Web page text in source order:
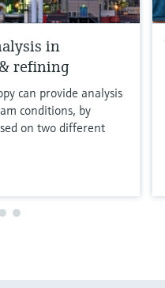
in
refining
can provide analysis
conditions, by
on two different